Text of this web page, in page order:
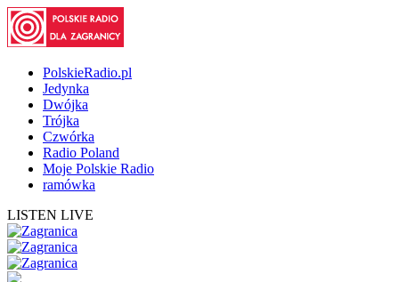
PolskieRadio.pl
Jedynka
Dwójka
Trójka
Czwórka
Radio Poland
Moje Polskie Radio
ramówka
LISTEN LIVE